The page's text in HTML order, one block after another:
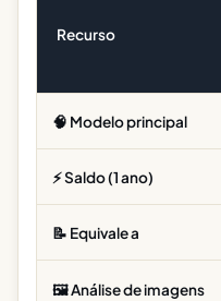
Recurso
🧠 Modelo principal
⚡ Saldo (1 ano)
📝 Equivale a
🖼️ Análise de imagens